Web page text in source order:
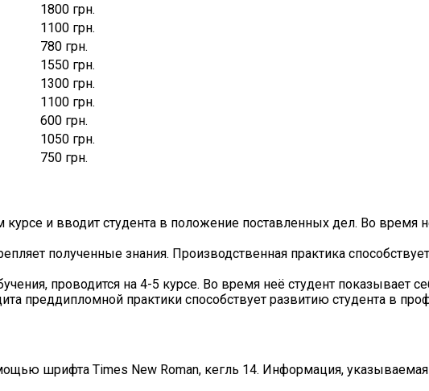
1800 грн.
1100 грн.
780 грн.
1550 грн.
1300 грн.
1100 грн.
600 грн.
1050 грн.
750 грн.
курсе и вводит студента в положение поставленных дел. Во время
полученные знания. Производственная практика
проводится на 4-5 курсе. Во время неё студент показывает
преддипломной практики способствует развитию студента в
шрифта Times New Roman, кегль 14. Информация, указываемая